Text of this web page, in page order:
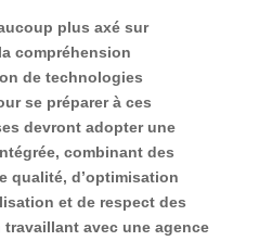
plus axé sur
compréhension
de technologies
se préparer à ces
devront adopter une
combinant des
qualité, d’optimisation
et de respect des
avec une agence